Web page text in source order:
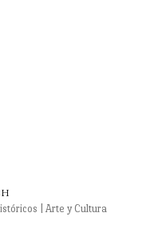
| Arte y Cultura